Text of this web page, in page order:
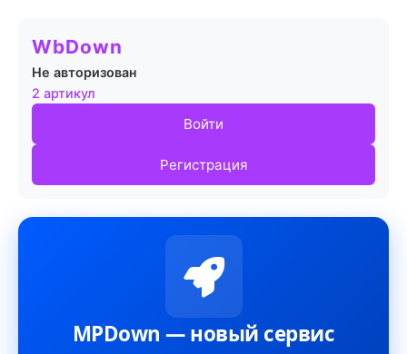
WbDown
Не авторизован
2 артикул
Войти
Регистрация
MPDown — новый сервис